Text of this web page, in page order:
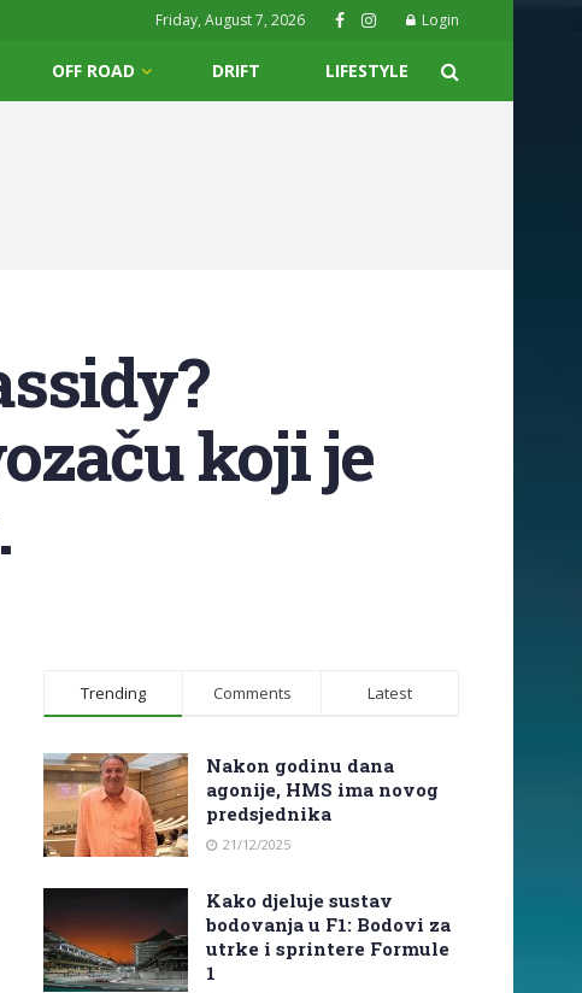
Friday, August 7, 2026 Login
OFF ROAD DRIFT LIFESTYLE
koji je
Trending Comments Latest
Nakon godinu dana
agonije, HMS ima novog
predsjednika
21/12/2025
Kako djeluje sustav
bodovanja u F1: Bodovi za
utrke i sprintere Formule
1